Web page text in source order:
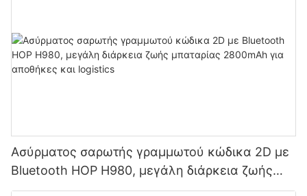
Ασύρματος σαρωτής γραμμωτού κώδικα 2D με
Bluetooth HOP H980, μεγάλη διάρκεια ζωής
μπαταρίας 2800mAh για αποθήκες και logistics